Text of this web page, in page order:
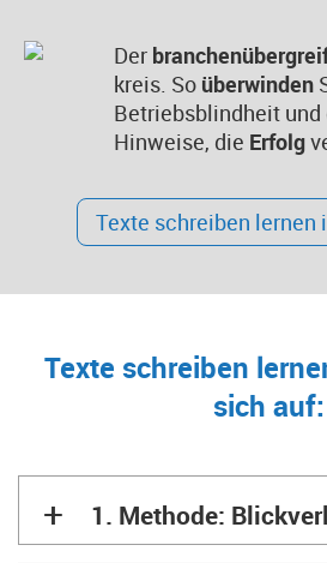
Der
kreis. So überwinden
Betriebsblindheit
Hinweise, die Erfolg
Texte schreiben lernen
Texte schreiben
sich auf:
+ 1. Methode: